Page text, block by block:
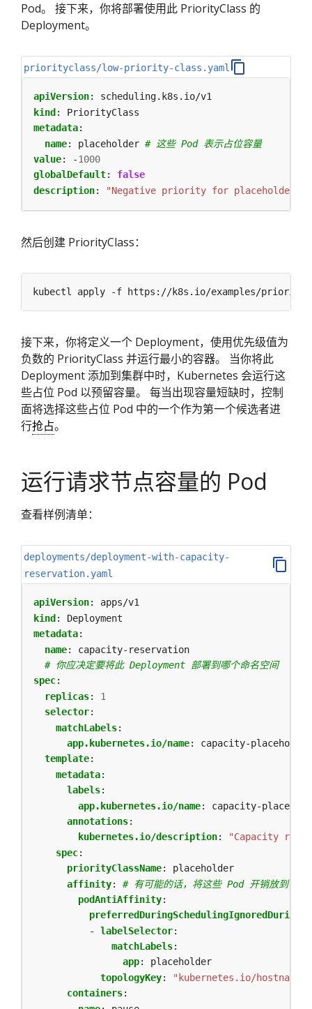
Pod。 接下来，你将部署使用此 PriorityClass 的
Deployment。
priorityclass/low-priority-class.yaml
apiVersion:
scheduling.k8s.io/v1
kind :
PriorityClass
metadata:
name: placeholder # 这些 Pod 表示占位容量
value: -1000
globalDefault:
false
description: "Negative priority for placeholder
然后创建 PriorityClass：
接下来，你将定义一个 Deployment，使用优先级值为
负数的 PriorityClass 并运行最小的容器。 当你将此
Deployment 添加到集群中时，Kubernetes 会运行这
些占位 Pod 以预留容量。 每当出现容量短缺时，控制
面将选择这些占位 Pod 中的一个作为第一个候选者进
行抢占。
运行请求节点容量的 Pod
查看样例清单：
deployments/deployment-with-capacity-
reservation.yaml
apiVersion:
apps/v1
kind :
Deployment
metadata:
name:
capacity-reservation
# 你应决定要将此 Deployment 部署到哪个命名空间
spec:
replicas:
1
selector:
matchLabels:
app.kubernetes.io/name:
capacity-placeholder
template:
metadata:
labels:
app.kubernetes.io/name:
capacity-
annotations:
kubernetes.io/description:
"Capacity
spec:
priorityClassName:
placeholder
affinity:
# 有可能的话，将这些 Pod 开销放到不同
podAntiAffinity:
- labelSelector:
matchLabels:
app:
placeholder
topologyKey:
"kubernetes.io/hostname"
containers: